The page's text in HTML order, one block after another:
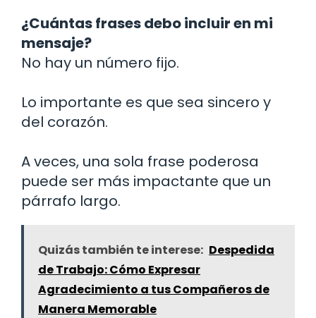
¿Cuántas frases debo incluir en mi
mensaje?
No hay un número fijo.
Lo importante es que sea sincero y
del corazón.
A veces, una sola frase poderosa
puede ser más impactante que un
párrafo largo.
Quizás también te interese: Despedida
de Trabajo: Cómo Expresar
Agradecimiento a tus Compañeros de
Manera Memorable